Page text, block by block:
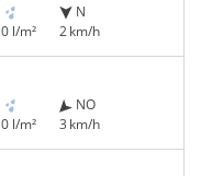
0 l/m²
N
2 km/h
0 l/m²
NO
3 km/h